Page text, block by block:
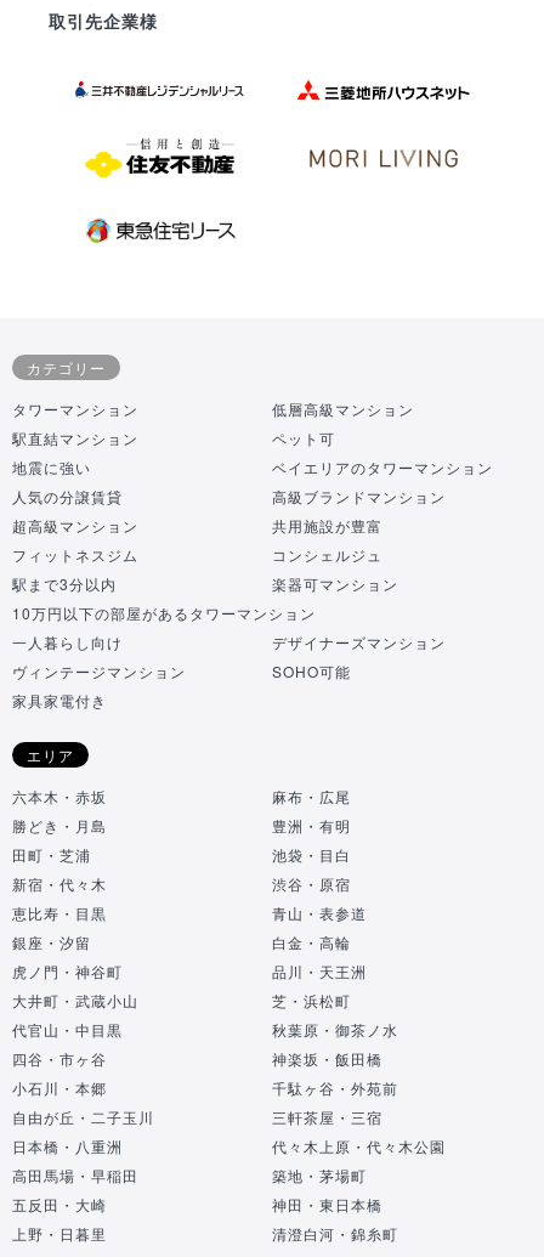
取引先企業様
カテゴリー
タワーマンション
低層高級マンション
駅直結マンション
ペット可
地震に強い
ベイエリアのタワーマンション
人気の分譲賃貸
高級ブランドマンション
超高級マンション
共用施設が豊富
フィットネスジム
コンシェルジュ
駅まで3分以内
楽器可マンション
10万円以下の部屋があるタワーマンション
一人暮らし向け
デザイナーズマンション
ヴィンテージマンション
SOHO可能
家具家電付き
エリア
六本木・赤坂
麻布・広尾
勝どき・月島
豊洲・有明
田町・芝浦
池袋・目白
新宿・代々木
渋谷・原宿
恵比寿・目黒
青山・表参道
銀座・汐留
白金・高輪
虎ノ門・神谷町
品川・天王洲
大井町・武蔵小山
芝・浜松町
代官山・中目黒
秋葉原・御茶ノ水
四谷・市ヶ谷
神楽坂・飯田橋
小石川・本郷
千駄ヶ谷・外苑前
自由が丘・二子玉川
三軒茶屋・三宿
日本橋・八重洲
代々木上原・代々木公園
高田馬場・早稲田
築地・茅場町
五反田・大崎
神田・東日本橋
上野・日暮里
清澄白河・錦糸町